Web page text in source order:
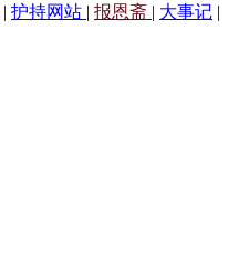
| 护持网站 | 报恩斋 | 大事记 |